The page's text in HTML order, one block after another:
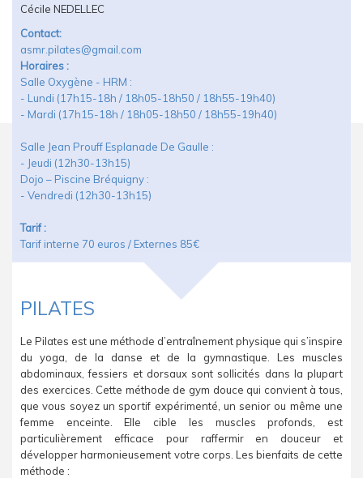
Cécile NEDELLEC
Contact:
asmr.pilates@gmail.com
Horaires :
Salle Oxygène - HRM :
- Lundi (17h15-18h / 18h05-18h50 / 18h55-19h40)
- Mardi (17h15-18h / 18h05-18h50 / 18h55-19h40)
Salle Jean Prouff Esplanade De Gaulle :
- Jeudi (12h30-13h15)
Dojo – Piscine Bréquigny :
- Vendredi (12h30-13h15)
Tarif :
Tarif interne 70 euros / Externes 85€
PILATES
Le Pilates est une méthode d’entraînement physique qui s’inspire
du yoga, de la danse et de la gymnastique. Les muscles
abdominaux, fessiers et dorsaux sont sollicités dans la plupart
des exercices. Cette méthode de gym douce qui convient à tous,
que vous soyez un sportif expérimenté, un senior ou même une
femme enceinte. Elle cible les muscles profonds, est
particulièrement efficace pour raffermir en douceur et
développer harmonieusement votre corps. Les bienfaits de cette
méthode :